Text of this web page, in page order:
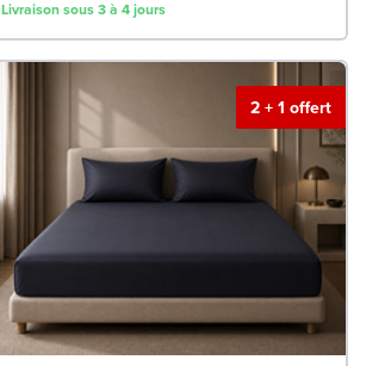
Livraison sous 3 à 4 jours
2 + 1 offert